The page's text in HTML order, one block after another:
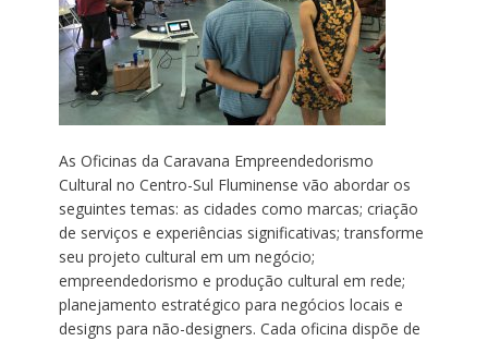
As Oficinas da Caravana Empreendedorismo
Cultural no Centro-Sul Fluminense vão abordar os
seguintes temas: as cidades como marcas; criação
de serviços e experiências significativas; transforme
seu projeto cultural em um negócio;
empreendedorismo e produção cultural em rede;
planejamento estratégico para negócios locais e
designs para não-designers. Cada oficina dispõe de